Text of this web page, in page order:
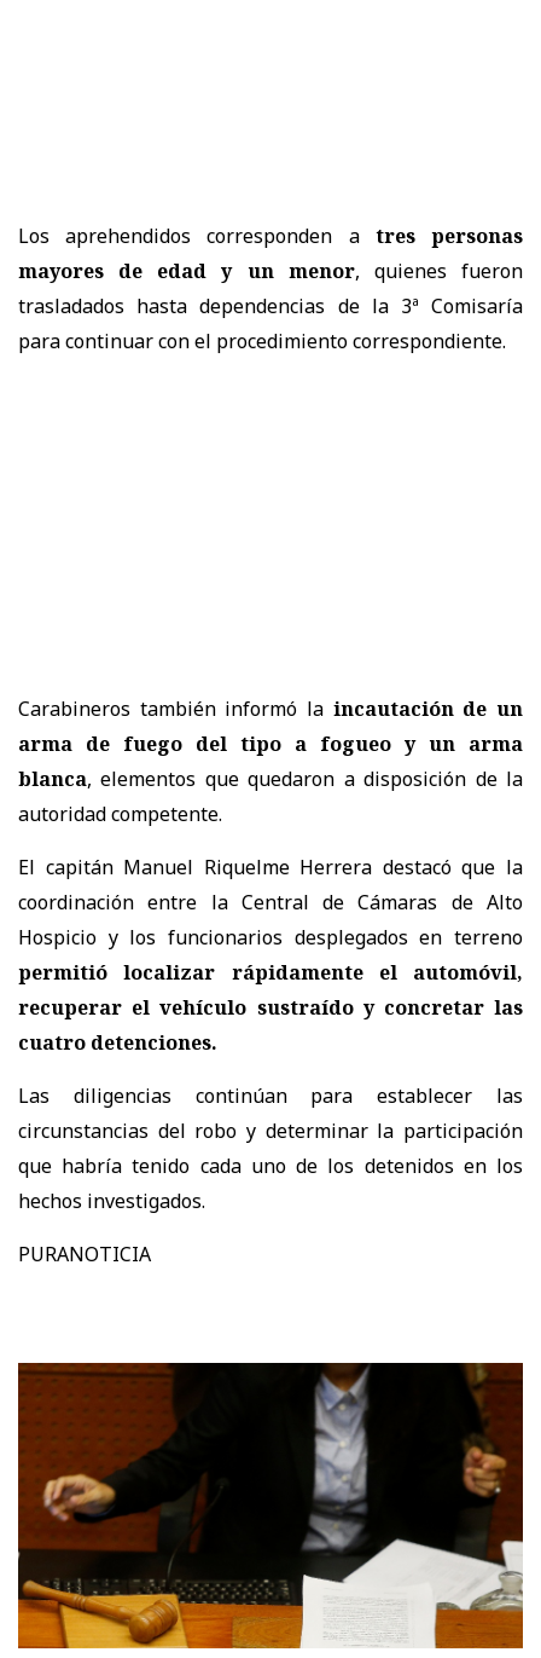
Los aprehendidos corresponden a tres personas
mayores de edad y un menor, quienes fueron
trasladados hasta dependencias de la 3ª Comisaría
para continuar con el procedimiento correspondiente.
Carabineros también informó la incautación de un
arma de fuego del tipo a fogueo y un arma
blanca, elementos que quedaron a disposición de la
autoridad competente.
El capitán Manuel Riquelme Herrera destacó que la
coordinación entre la Central de Cámaras de Alto
Hospicio y los funcionarios desplegados en terreno
permitió localizar rápidamente el automóvil,
recuperar el vehículo sustraído y concretar las
cuatro detenciones.
Las diligencias continúan para establecer las
circunstancias del robo y determinar la participación
que habría tenido cada uno de los detenidos en los
hechos investigados.
PURANOTICIA